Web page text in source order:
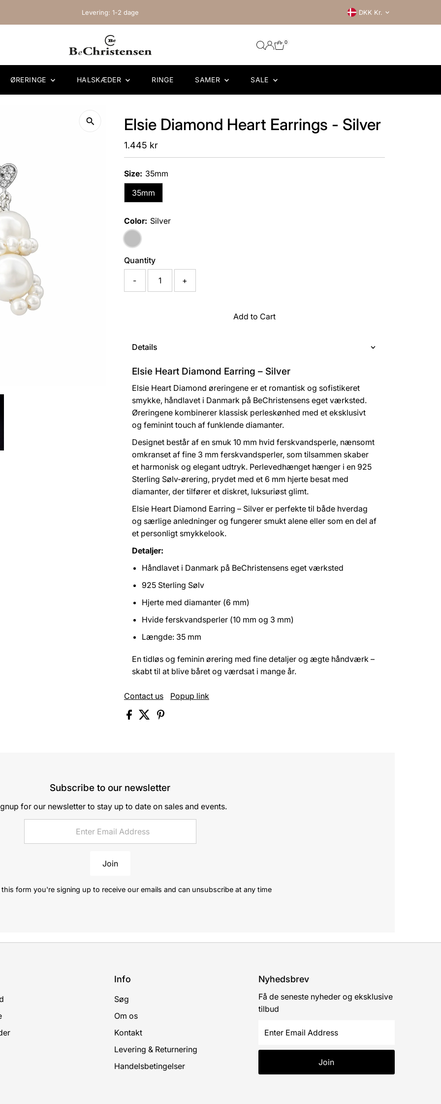
Levering: 1-2 dage Currency
DKK Kr.
0
ØRERINGE HALSKÆDER RINGE SAMER SALE
Elsie Diamond Heart Earrings - Silver
Regular
Price
1.445 kr
Size: 35mm
35mm
Color: Silver
Quantity
- +
Add to Cart
Details
Elsie Heart Diamond Earring – Silver
Elsie Heart Diamond øreringene er et romantisk og sofistikeret
smykke, håndlavet i Danmark på BeChristensens eget værksted.
Øreringene kombinerer klassisk perleskønhed med et eksklusivt
og feminint touch af funklende diamanter.
Designet består af en smuk 10 mm hvid ferskvandsperle, nænsomt
omkranset af fine 3 mm ferskvandsperler, som tilsammen skaber
et harmonisk og elegant udtryk. Perlevedhænget hænger i en 925
Sterling Sølv-ørering, prydet med et 6 mm hjerte besat med
diamanter, der tilfører et diskret, luksuriøst glimt.
Elsie Heart Diamond Earring – Silver er perfekte til både hverdag
og særlige anledninger og fungerer smukt alene eller som en del af
et personligt smykkelook.
Detaljer:
Håndlavet i Danmark på BeChristensens eget værksted
925 Sterling Sølv
Hjerte med diamanter (6 mm)
Hvide ferskvandsperler (10 mm og 3 mm)
Længde: 35 mm
En tidløs og feminin ørering med fine detaljer og ægte håndværk –
skabt til at blive båret og værdsat i mange år.
Contact us Popup link
Subscribe to our newsletter
for our newsletter to stay up to date on sales and events.
Join
form you're signing up to receive our emails and can unsubscribe at any time
Info
Søg
Om os
Kontakt
Levering & Returnering
Handelsbetingelser
Nyhedsbrev
Få de seneste nyheder og eksklusive
tilbud
Email
Address
Join